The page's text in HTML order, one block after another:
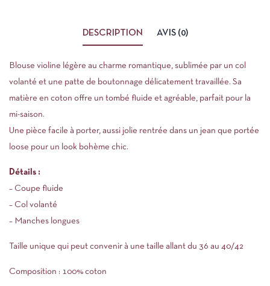
DESCRIPTION AVIS (0)
Blouse violine légère au charme romantique, sublimée par un col
volanté et une patte de boutonnage délicatement travaillée. Sa
matière en coton offre un tombé fluide et agréable, parfait pour la
mi-saison.
Une pièce facile à porter, aussi jolie rentrée dans un jean que portée
loose pour un look bohème chic.
Détails :
– Coupe fluide
– Col volanté
– Manches longues
Taille unique qui peut convenir à une taille allant du 36 au 40/42
Composition : 100% coton
Réductions immédiates à chaque commande !
En rejoignant gratuitement, notre programme fidélité